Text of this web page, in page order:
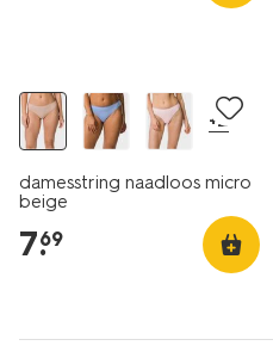
+2
damesstring naadloos micro
beige
7.
69